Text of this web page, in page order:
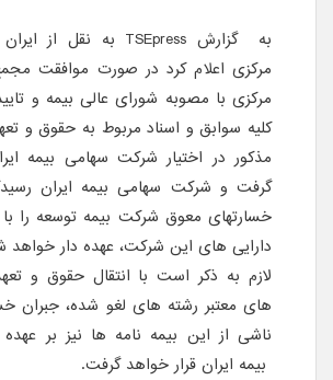
به گزارش TSEpress به نقل از
مرکزی اعلام کرد در صورت موافقت
مرکزی با مصوبه شورای عالی بیمه و
کلیه سوابق و اسناد مربوط به حقوق و
مذکور در اختیار شرکت سهامی بیمه
گرفت و شرکت سهامی بیمه ایران
خسارت‏های معوق شرکت بیمه توسعه را
دارایی‏ های این شرکت، عهده‏ دار خواهد
لازم به ذکر است با انتقال حقوق و
های معتبر رشته های لغو شده، جبران
ناشی از این بیمه‏ نامه‏ ها نیز بر
بیمه ایران قرار خواهد گرفت.